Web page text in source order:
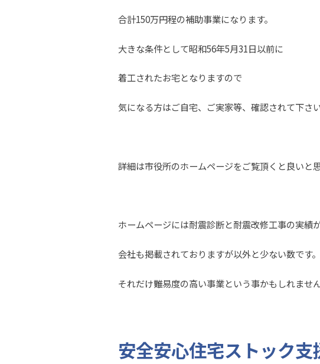
合計150万円程の補助事業になります。
大きな条件として昭和56年5月31日以前に
着工されたお宅となりますので
気になる方はご自宅、ご実家等、確認されて下さい
詳細は市役所のホームページをご覧頂くと良いと思
ホームページには耐震診断と耐震改修工事の実績
会社も掲載されておりますが以外と少ない数です。
それだけ難易度の高い事業という事かもしれません
安全安心住宅ストック支